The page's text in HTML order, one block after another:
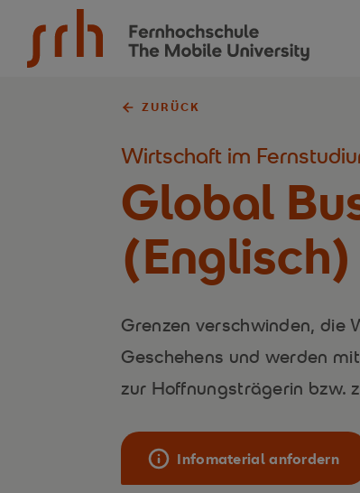
ZURÜCK
Wirtschaft im
Global
(Englisch)
Grenzen verschwinden, die
Geschehens und werden
zur Hoffnungsträgerin bzw.
Infomaterial anfordern